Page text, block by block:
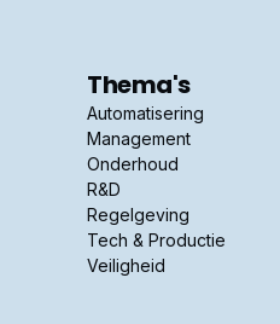
Thema's
Automatisering
Management
Onderhoud
R&D
Regelgeving
Tech & Productie
Veiligheid